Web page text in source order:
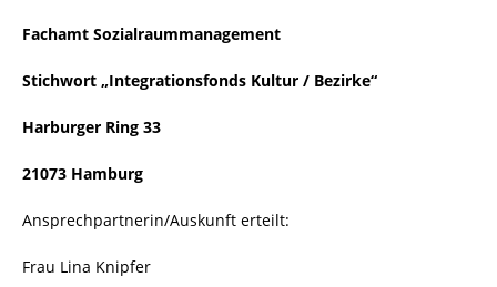
Fachamt Sozialraummanagement
Stichwort „Integrationsfonds Kultur / Bezirke“
Harburger Ring 33
21073 Hamburg
Ansprechpartnerin/Auskunft erteilt:
Frau Lina Knipfer